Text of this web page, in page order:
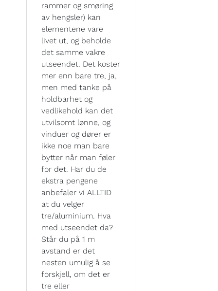
rammer og smøring
av hengsler) kan
elementene vare
livet ut, og beholde
det samme vakre
utseendet. Det koster
mer enn bare tre, ja,
men med tanke på
holdbarhet og
vedlikehold kan det
utvilsomt lønne, og
vinduer og dører er
ikke noe man bare
bytter når man føler
for det. Har du de
ekstra pengene
anbefaler vi ALLTID
at du velger
tre/aluminium. Hva
med utseendet da?
Står du på 1 m
avstand er det
nesten umulig å se
forskjell, om det er
tre eller